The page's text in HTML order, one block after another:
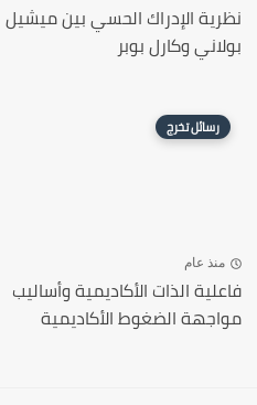
نظرية الإدراك الحسي بين ميشيل
بولاني وكارل بوبر
رسائل تخرج
منذ عام
فاعلية الذات الأكاديمية وأساليب
مواجهة الضغوط الأكاديمية